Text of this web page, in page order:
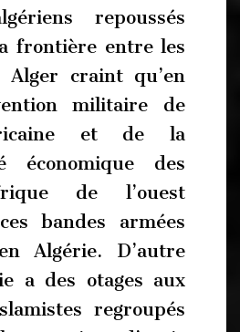
repoussés
frontière entre les
craint qu’en
militaire de
et de la
économique des
de l’ouest
bandes armées
Algérie. D’autre
a des otages aux
regroupés